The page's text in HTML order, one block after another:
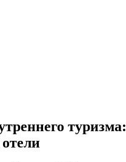
туризма: